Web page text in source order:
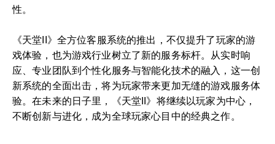
性。
《天堂II》全方位客服系统的推出，不仅提升了玩家的游
戏体验，也为游戏行业树立了新的服务标杆。从实时响
应、专业团队到个性化服务与智能化技术的融入，这一创
新系统的全面出击，将为玩家带来更加无缝的游戏服务体
验。在未来的日子里，《天堂II》将继续以玩家为中心，
不断创新与进化，成为全球玩家心目中的经典之作。